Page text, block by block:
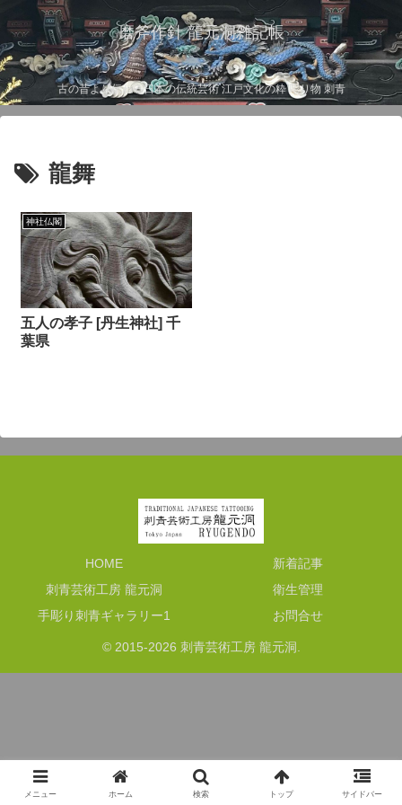
磨斧作針 龍元洞雑記帳
古の昔より伝わる日本の伝統芸術 江戸文化の粋 彫り物 刺青
龍舞
神社仏閣
五人の孝子 [丹生神社] 千
葉県
HOME
新着記事
刺青芸術工房 龍元洞
衛生管理
手彫り刺青ギャラリー1
お問合せ
© 2015-2026 刺青芸術工房 龍元洞.
メニュー ホーム 検索 トップ サイドバー